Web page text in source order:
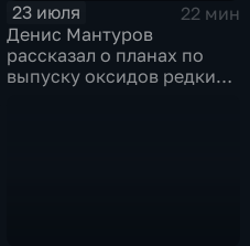
23 июля
22 мин
Денис Мантуров
рассказал о планах по
выпуску оксидов редких